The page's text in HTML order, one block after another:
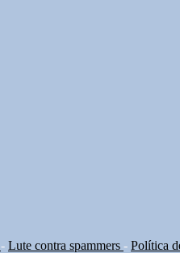
- Lute contra spammers - Política